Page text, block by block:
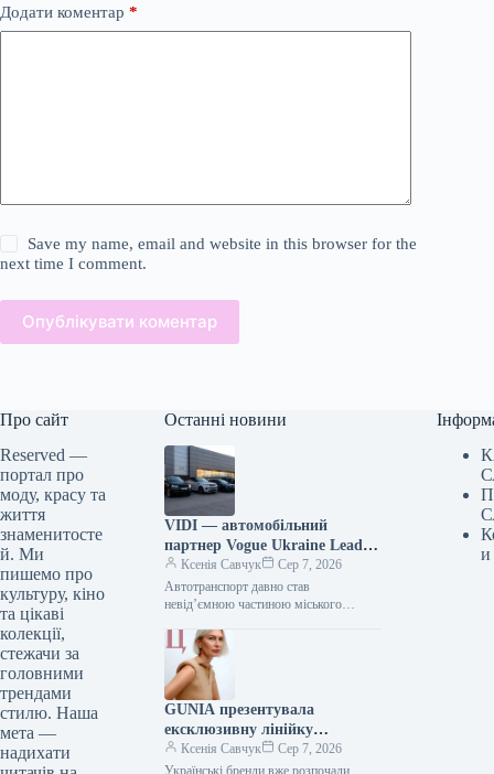
Додати коментар *
Save my name, email and website in this browser for the
next time I comment.
Опублікувати коментар
Про сайт
Reserved —
портал про
моду, красу та
життя
знаменитосте
й. Ми
пишемо про
культуру, кіно
та цікаві
колекції,
стежачи за
головними
трендами
стилю. Наша
мета —
надихати
Останні новини
VIDI — автомобільний
партнер Vogue Ukraine Leaders
Gala: які автомобілі будуть
представлені на заході
Ксенія Савчук
Сер 7, 2026
Автотранспорт давно став
невід’ємною частиною міського
роботу та дім, подорожі та
повсякденні клопоти. Тому вибір…
GUNIA презентувала
ексклюзивну лінійку
ювелірних виробів на честь
Дня Незалежності
Ксенія Савчук
Сер 7, 2026
и